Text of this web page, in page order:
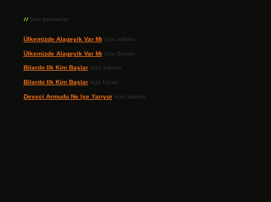
Son yorumlar
Ülkemizde Alageyik Var Mı için admin
Ülkemizde Alageyik Var Mı için Sinan
Bilardo Ilk Kim Başlariçin admin
Bilardo Ilk Kim Başlariçin Uçan
Deveci Armudu Ne Işe Yarıyoriçin admin